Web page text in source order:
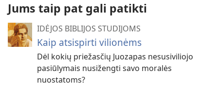
Jums taip pat gali patikti
IDĖJOS BIBLIJOS STUDIJOMS
Kaip atsispirti vilionėms
Dėl kokių priežasčių Juozapas nesusiviliojo
pasiūlymais nusižengti savo moralės
nuostatoms?